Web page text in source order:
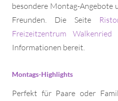
besondere Montag-Angebote
Freunden. Die Seite
Freizeitzentrum
Informationen bereit.
Montags-Highlights
Perfekt für Paare oder